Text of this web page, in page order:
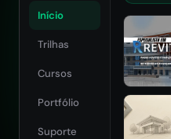
Início
Trilhas
Cursos
Portfólio
Suporte